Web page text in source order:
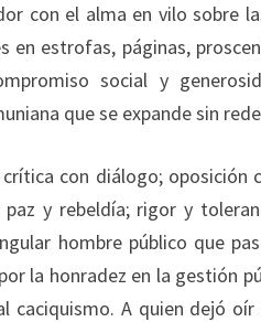
con el alma en vilo sobre
en estrofas, páginas,
social y
que se expande sin
con diálogo; oposición
y rebeldía; rigor y
hombre público que
la honradez en la gestión
caciquismo. A quien dejó